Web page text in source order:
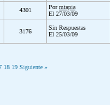
4301 Pormtapia
El 27/03/09
3176
Sin Respuestas
El 25/03/09
18 19 Siguiente »